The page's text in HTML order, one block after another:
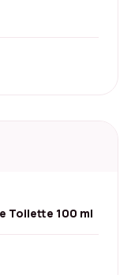
Toilette 100 ml